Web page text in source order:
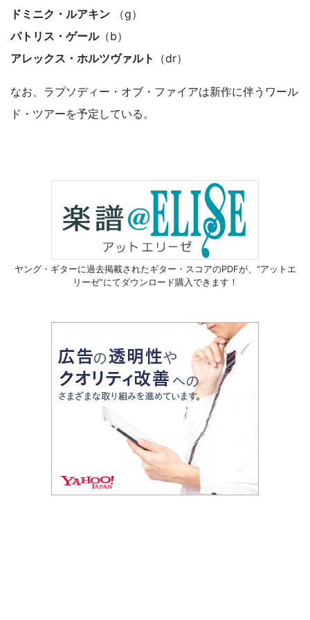
ドミニク・ルアキン （g）
パトリス・ゲール（b）
アレックス・ホルツヴァルト
（dr）
なお、ラプソディー・オブ・ファイアは新作に伴うワール
ド・ツアーを予定している。
ヤング・ギターに過去掲載されたギター・スコアのPDFが、 “アットエ
リーゼ”にてダウンロード購入できます！